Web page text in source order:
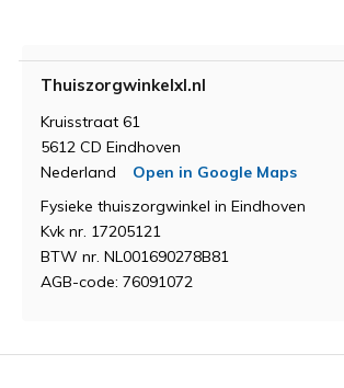
Thuiszorgwinkelxl.nl
Kruisstraat 61
5612 CD Eindhoven
Nederland
Open in Google Maps
Fysieke thuiszorgwinkel in Eindhoven
Kvk nr. 17205121
BTW nr. NL001690278B81
AGB-code: 76091072